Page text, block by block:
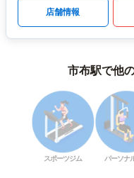
店舗情報
市布駅で他
スポーツジム パーソナ